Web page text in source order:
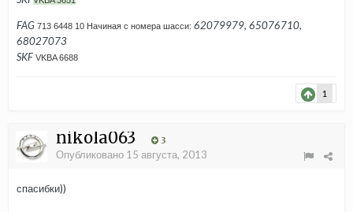
FAG 713 6448 10 Начиная с номера шасси: 62079979, 65076710,
68027073
SKF VKBA 6688
1
nikola063 3
Опубликовано 15 августа, 2013
спасибки))